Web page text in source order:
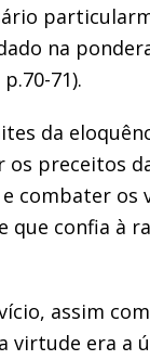
na
71).
da
preceitos
combater os
confia à
assim
virtude era a